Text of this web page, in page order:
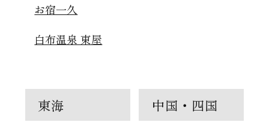
お宿一久
白布温泉 東屋
東海 中国・四国